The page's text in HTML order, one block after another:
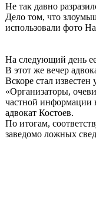
Не так давно
Дело том, что
использовали фото
На следующий день
В этот же вечер
Вскоре стал
«Организаторы,
частной информации
адвокат Костоев.
По итогам,
заведомо ложных